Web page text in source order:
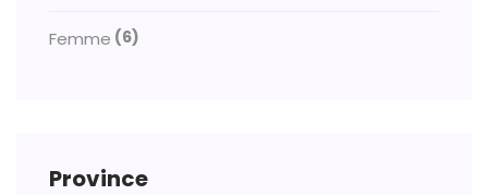
Femme (6)
Province